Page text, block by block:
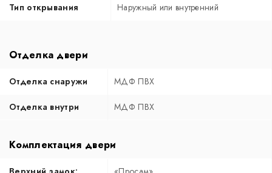
Тип открывания Наружный или внутренний
Отделка двери
Отделка снаружи МДФ ПВХ
Отделка внутри МДФ ПВХ
Комплектация двери